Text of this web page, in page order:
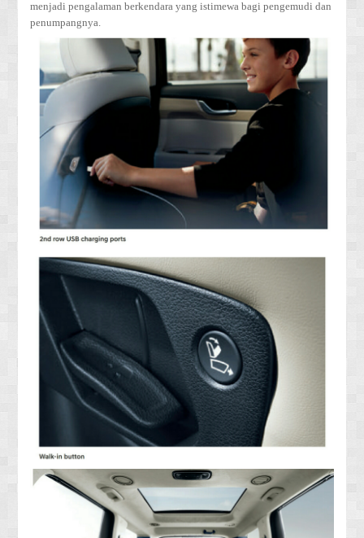
menjadi pengalaman berkendara yang istimewa bagi pengemudi dan
penumpangnya.